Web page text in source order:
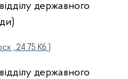
державного
, 24.75 Кб )
державного